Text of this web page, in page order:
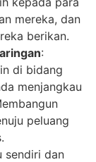
mereka, dan
berikan.
:
di bidang
menjangkau
peluang
sendiri dan